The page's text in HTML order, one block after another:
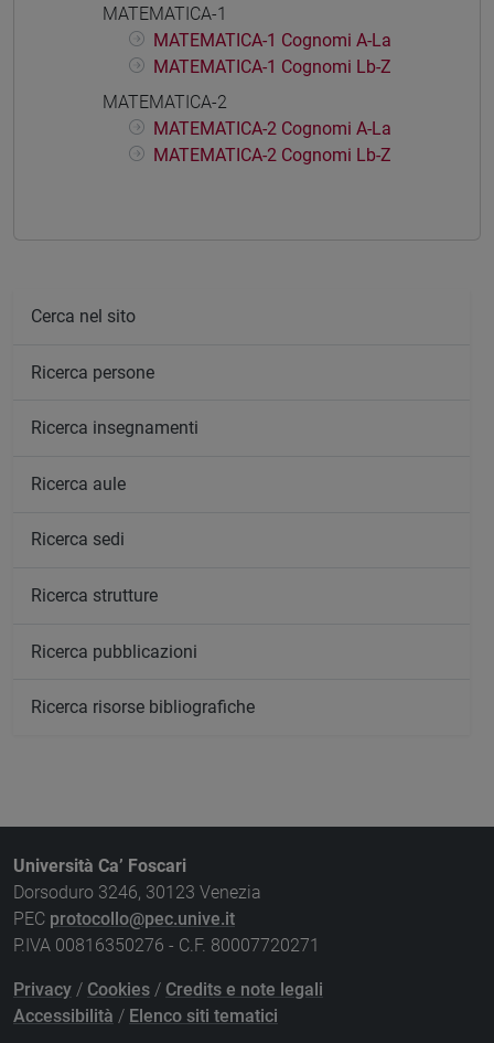
MATEMATICA-1
MATEMATICA-1 Cognomi A-La
MATEMATICA-1 Cognomi Lb-Z
MATEMATICA-2
MATEMATICA-2 Cognomi A-La
MATEMATICA-2 Cognomi Lb-Z
Cerca nel sito
Ricerca persone
Ricerca insegnamenti
Ricerca aule
Ricerca sedi
Ricerca strutture
Ricerca pubblicazioni
Ricerca risorse bibliografiche
Università Ca’ Foscari
Dorsoduro 3246, 30123 Venezia
PEC protocollo@pec.unive.it
P.IVA 00816350276 - C.F. 80007720271
Privacy / Cookies / Credits e note legali
Accessibilità / Elenco siti tematici